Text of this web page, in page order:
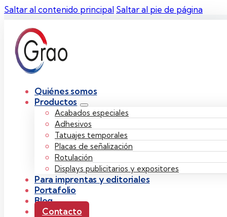
Saltar al contenido principal Saltar al pie de página
Quiénes somos
Productos
Acabados especiales
Adhesivos
Tatuajes temporales
Placas de señalización
Rotulación
Displays publicitarios y expositores
Para imprentas y editoriales
Portafolio
Blog
Contacto